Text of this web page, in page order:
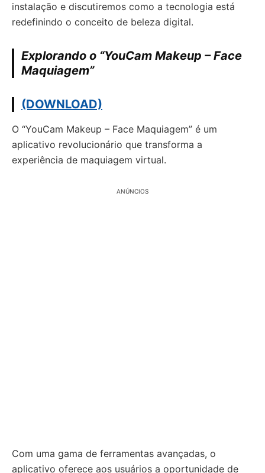
instalação e discutiremos como a tecnologia está
redefinindo o conceito de beleza digital.
Explorando o “YouCam Makeup – Face
Maquiagem”
(DOWNLOAD)
O “YouCam Makeup – Face Maquiagem” é um
aplicativo revolucionário que transforma a
experiência de maquiagem virtual.
ANÚNCIOS
Com uma gama de ferramentas avançadas, o
aplicativo oferece aos usuários a oportunidade de